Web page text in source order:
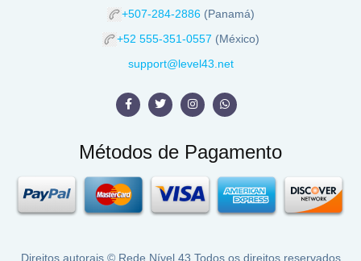
+507-284-2886 (Panamá)
+52 555-351-0557 (México)
support@level43.net
Métodos de Pagamento
Direitos autorais © Rede Nível 43 Todos os direitos reservados